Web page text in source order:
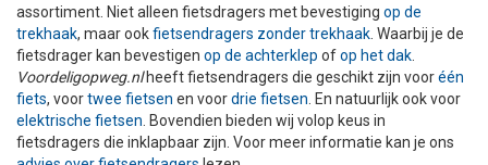
INFORMATIE OVER FIETSENDRAGERS
RENAULT
TOYOTA
VOLKSWAGEN (TOT VW PASSAT)
14 INCH
15 INCH
16 INCH
LAADKABEL TYPE 1
INFORMATIE OVER LAADKABELS
ELEKTRISCH LADEN
ACCULADER
JUMPSTARTER
VEILIG OP WEG
PECH ONDERWEG
AUTOSTOELTJE
+
DAKKOFFER
INFORMATIE OVER DAKKOFFERS
SNEEUWKETTINGEN
VEILIG OP WEG
ADVIES BIJ DEFECTE VERLICHTING
INFORMATIE OVER STEKKERS & STEKKERDOZEN
ONDERDELEN
REGELGEVING M.B.T. VERLICHTING
ADVIES BIJ DEFECTE VERLICHTING
+
CARAVANHOES
INFORMATIE OVER CARAVANHOEZEN
CAMPER
AANHANGWAGEN
MOTOR
assortiment. Niet alleen fietsdragers met bevestiging op de
trekhaak, maar ookfietsendragers zonder trekhaak . Waarbij je de
fietsdrager kan bevestigen op de achterklep ofop het dak
Voordeligopweg.nlheeft fietsendragers die geschikt zijn vooréén
fiets, voortwee fietsen en voordrie fietsen . En natuurlijk ook voor
elektrische fietsen . Bovendien bieden wij volop keus in
fietsdragers die inklapbaar zijn. Voor meer informatie kan je ons